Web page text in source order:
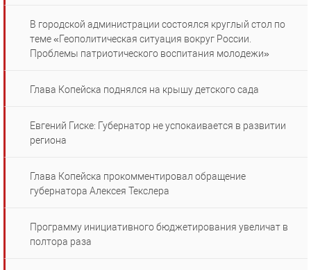
В городской администрации состоялся круглый стол по
теме «Геополитическая ситуация вокруг России.
Проблемы патриотического воспитания молодежи»
Глава Копейска поднялся на крышу детского сада
Евгений Гиске: Губернатор не успокаивается в развитии
региона
Глава Копейска прокомментировал обращение
губернатора Алексея Текслера
Программу инициативного бюджетирования увеличат в
полтора раза